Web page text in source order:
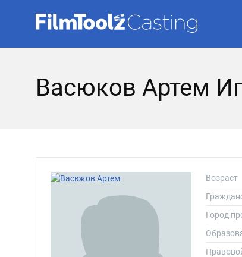
Васюков Артем
Возраст
Город